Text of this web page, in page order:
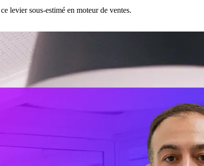
levier sous-estimé en moteur de ventes.